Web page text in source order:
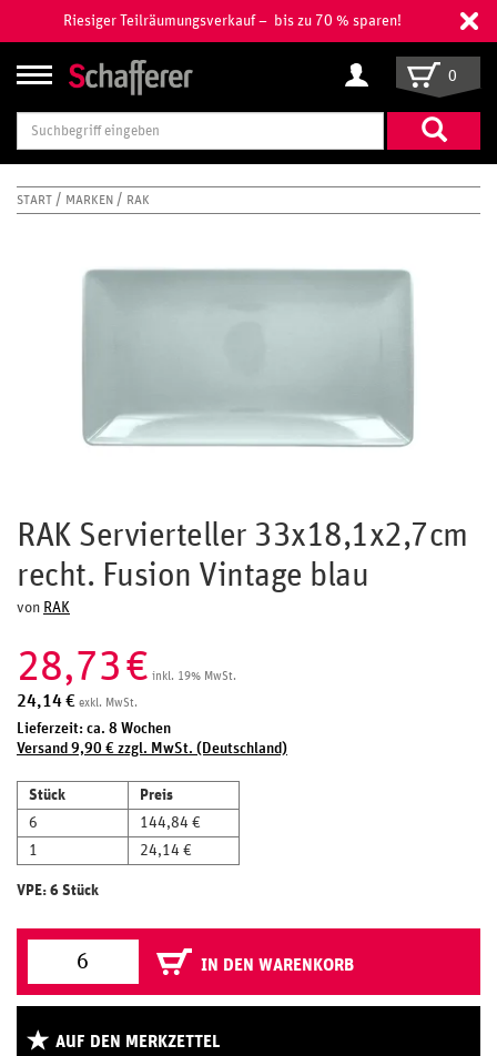
Riesiger Teilräumungsverkauf – bis zu 70 % sparen!
Suchbegriff
eingeben
0
START MARKEN RAK
RAK Servierteller 33x18,1x2,7cm
recht. Fusion Vintage blau
von RAK
28,73€ inkl. 19% MwSt.
24,14€ exkl. MwSt.
Lieferzeit: ca. 8 Wochen
Versand 9,90 € zzgl. MwSt. (Deutschland)
Stück
Preis
6
144,84 €
1
24,14 €
VPE: 6 Stück
IN DEN WARENKORB
AUF DEN MERKZETTEL